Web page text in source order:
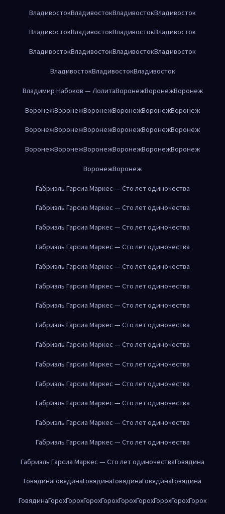
ВладивостокВладивостокВладивостокВладивосток
ВладивостокВладивостокВладивостокВладивосток
ВладивостокВладивостокВладивостокВладивосток
ВладивостокВладивостокВладивосток
Владимир Набоков — ЛолитаВоронежВоронежВоронеж
ВоронежВоронежВоронежВоронежВоронежВоронеж
ВоронежВоронежВоронежВоронежВоронежВоронеж
ВоронежВоронежВоронежВоронежВоронежВоронеж
ВоронежВоронеж
Габриэль Гарсиа Маркес — Сто лет одиночества
Габриэль Гарсиа Маркес — Сто лет одиночества
Габриэль Гарсиа Маркес — Сто лет одиночества
Габриэль Гарсиа Маркес — Сто лет одиночества
Габриэль Гарсиа Маркес — Сто лет одиночества
Габриэль Гарсиа Маркес — Сто лет одиночества
Габриэль Гарсиа Маркес — Сто лет одиночества
Габриэль Гарсиа Маркес — Сто лет одиночества
Габриэль Гарсиа Маркес — Сто лет одиночества
Габриэль Гарсиа Маркес — Сто лет одиночества
Габриэль Гарсиа Маркес — Сто лет одиночества
Габриэль Гарсиа Маркес — Сто лет одиночества
Габриэль Гарсиа Маркес — Сто лет одиночества
Габриэль Гарсиа Маркес — Сто лет одиночества
Габриэль Гарсиа Маркес — Сто лет одиночестваГовядина
ГовядинаГовядинаГовядинаГовядинаГовядинаГовядина
ГовядинаГорохГорохГорохГорохГорохГорохГорохГорохГорох